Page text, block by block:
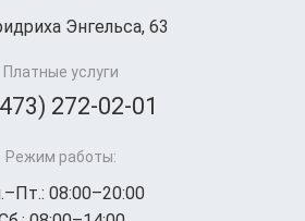
Энгельса, 63
Платные услуги
272-02-01
Режим работы:
08:00–20:00